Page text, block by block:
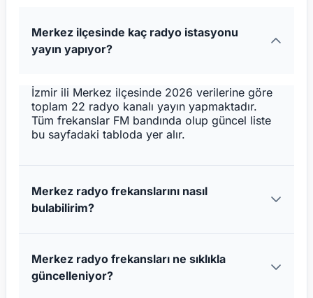
Merkez ilçesinde kaç radyo istasyonu
yayın yapıyor?
İzmir ili Merkez ilçesinde 2026 verilerine göre
toplam 22 radyo kanalı yayın yapmaktadır.
Tüm frekanslar FM bandında olup güncel liste
bu sayfadaki tabloda yer alır.
Merkez radyo frekanslarını nasıl
bulabilirim?
Merkez radyo frekansları ne sıklıkla
güncelleniyor?